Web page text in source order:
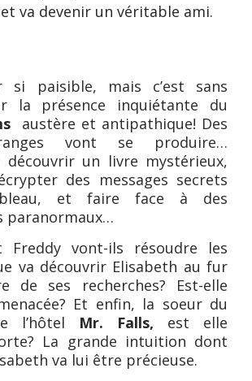
va devenir un véritable ami.
si paisible, mais c’est sans
la présence inquiétante du
austère et antipathique! Des
vont se produire…
découvrir un livre mystérieux,
des messages secrets
et faire face à des
paranormaux…
Freddy vont-ils résoudre les
va découvrir Elisabeth au fur
de ses recherches? Est-elle
Et enfin, la soeur du
l’hôtel Mr. Falls, est elle
La grande intuition dont
va lui être précieuse.